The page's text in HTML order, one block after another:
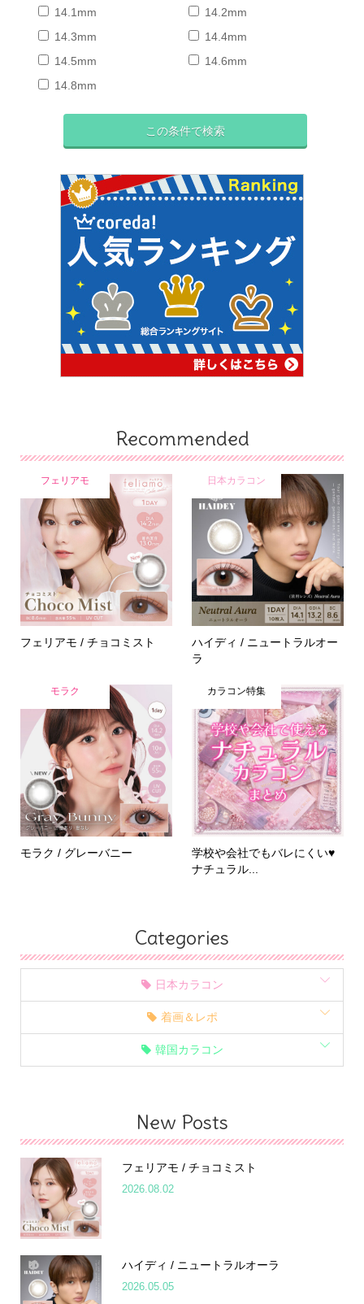
14.1mm
14.2mm
14.3mm
14.4mm
14.5mm
14.6mm
14.8mm
Recommended
フェリアモ
フェリアモ / チョコミスト
日本カラコン
ハイディ / ニュートラルオー
ラ
モラク
モラク / グレーバニー
カラコン特集
学校や会社でもバレにくい♥
ナチュラル...
Categories
日本カラコン
着画＆レポ
韓国カラコン
New Posts
フェリアモ / チョコミスト
2026.08.02
ハイディ / ニュートラルオーラ
2026.05.05